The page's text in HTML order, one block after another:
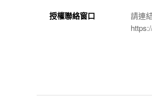
授權聯絡窗口
請連